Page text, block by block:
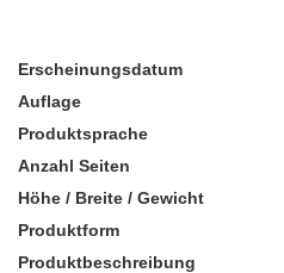
Erscheinungsdatum
Auflage
Produktsprache
Anzahl Seiten
Höhe / Breite / Gewicht
Produktform
Produktbeschreibung